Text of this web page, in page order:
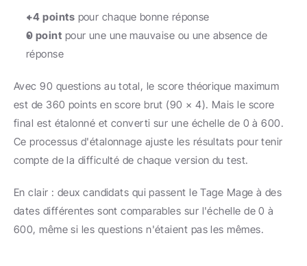
+4 points pour chaque bonne réponse
0 point pour une une mauvaise ou une absence de
réponse
Avec 90 questions au total, le score théorique maximum
est de 360 points en score brut (90 × 4). Mais le score
final est étalonné et converti sur une échelle de 0 à 600.
Ce processus d'étalonnage ajuste les résultats pour tenir
compte de la difficulté de chaque version du test.
En clair : deux candidats qui passent le Tage Mage à des
dates différentes sont comparables sur l'échelle de 0 à
600, même si les questions n'étaient pas les mêmes.